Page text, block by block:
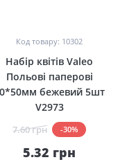
Код товару: 10302
Набір квітів Valeo
Польові паперові
бежевий 5шт
V2973
7.60 грн -30%
5.32 грн